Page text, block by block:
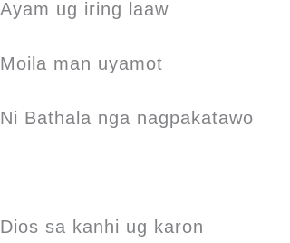
Ayam ug iring laaw
Moila man uyamot
Ni Bathala nga nagpakatawo
Dios sa kanhi ug karon